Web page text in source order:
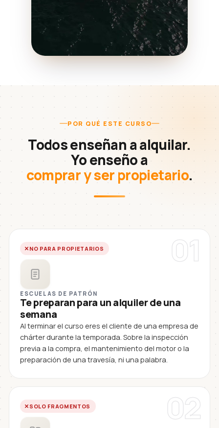
POR QUÉ ESTE CURSO
Todos enseñan a alquilar.
Yo enseño a
comprar y ser propietario.
01
NO PARA PROPIETARIOS
ESCUELAS DE PATRÓN
Te preparan para un alquiler de una
semana
Al terminar el curso eres el cliente de una empresa de
chárter durante la temporada. Sobre la inspección
previa a la compra, el mantenimiento del motor o la
preparación de una travesía, ni una palabra.
02
SOLO FRAGMENTOS